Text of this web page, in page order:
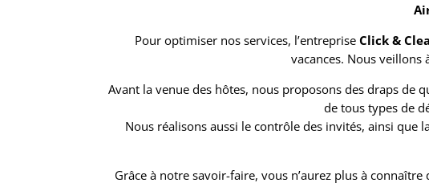
Pour optimiser nos services, l’entreprise Click &
vacances. Nous veillons
Avant la venue des hôtes, nous proposons des draps de
de tous types de
Nous réalisons aussi le contrôle des invités, ainsi que
Grâce à notre savoir-faire, vous n’aurez plus à